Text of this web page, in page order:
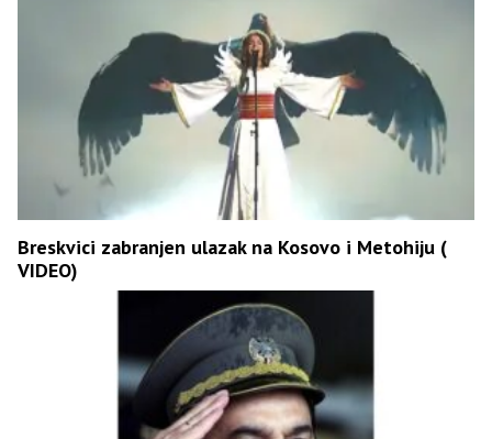
Breskvici zabranjen ulazak na Kosovo i Metohiju (
VIDEO)